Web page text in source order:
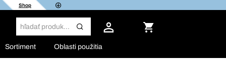
Shop
Sortiment Oblasti použitia